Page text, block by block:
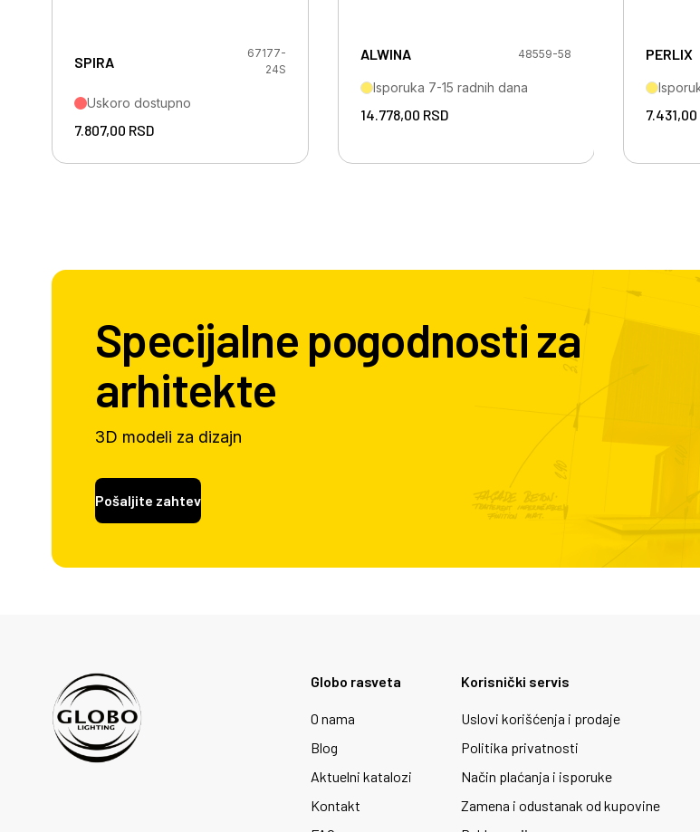
SPIRA
67177-
24S
Uskoro dostupno
7.807,00 RSD
ALWINA 48559-58
Isporuka 7-15 radnih dana
14.778,00 RSD
PERLIX
7.431,00
Specijalne pogodnosti za
arhitekte
3D modeli za dizajn
Pošaljite zahtev
Globo rasveta
O nama
Blog
Aktuelni katalozi
Kontakt
Korisnički servis
Uslovi korišćenja i prodaje
Politika privatnosti
Način plaćanja i isporuke
Zamena i odustanak od kupovine